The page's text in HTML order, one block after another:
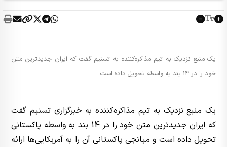
یک منبع نزدیک به تیم مذاکره‌کننده به تسنیم گفت که ایران جدیدترین متن
خود را در 14 بند به واسطه تحویل داده است.
یک منبع نزدیک به تیم مذاکره‌کننده به خبرگزاری تسنیم گفت
که ایران جدیدترین متن خود را در 14 بند به واسطه پاکستانی
تحویل داده است و میانجی پاکستانی آن را به آمریکایی‌ها ارائه